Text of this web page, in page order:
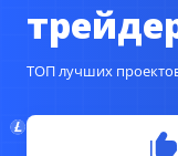
©
ТОП лучших